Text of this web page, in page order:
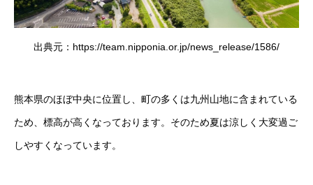
出典元：https://team.nipponia.or.jp/news_release/1586/
熊本県のほぼ中央に位置し、町の多くは九州山地に含まれている
ため、標高が高くなっております。そのため夏は涼しく大変過ご
しやすくなっています。